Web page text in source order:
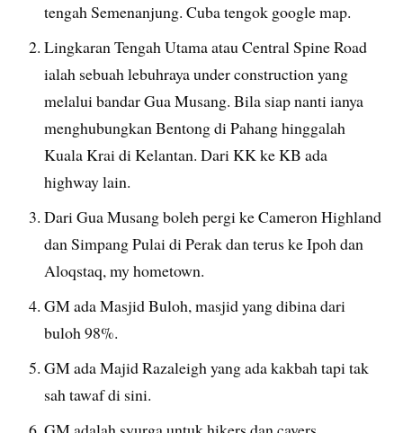
tengah Semenanjung. Cuba tengok google map.
Lingkaran Tengah Utama atau Central Spine Road
ialah sebuah lebuhraya under construction yang
melalui bandar Gua Musang. Bila siap nanti ianya
menghubungkan Bentong di Pahang hinggalah
Kuala Krai di Kelantan. Dari KK ke KB ada
highway lain.
Dari Gua Musang boleh pergi ke Cameron Highland
dan Simpang Pulai di Perak dan terus ke Ipoh dan
Aloqstaq, my hometown.
GM ada Masjid Buloh, masjid yang dibina dari
buloh 98%.
GM ada Majid Razaleigh yang ada kakbah tapi tak
sah tawaf di sini.